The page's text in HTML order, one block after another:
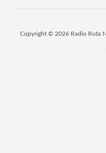
Copyright © 2026 Radio Ruta